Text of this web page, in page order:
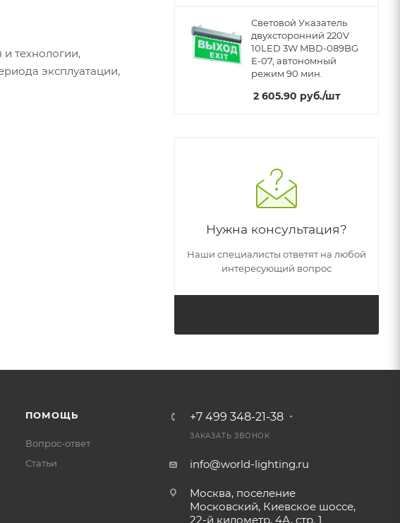
технологии,
эксплуатации,
Световой Указатель
двухсторонний 220V
10LED 3W MBD-089BG
Е-07, автономный
режим 90 мин.
2 605.90 руб./шт
Нужна консультация?
Наши специалисты ответят на любой
интересующий вопрос
ПОМОЩЬ
Вопрос-ответ
Статьи
+7 499 348-21-38
ЗАКАЗАТЬ ЗВОНОК
info@world-lighting.ru
Москва, поселение
Московский, Киевское шоссе,
22-й километр, 4А, стр. 1